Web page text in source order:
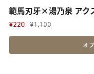
範馬刃牙×湯乃泉 アク
¥220 ¥1,100
オ